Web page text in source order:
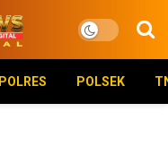
POLRES POLSEK